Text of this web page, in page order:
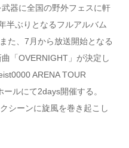
器に全国の野外フェスに軒
半ぶりとなるフルアルバム
た、7月から放送開始となる
「OVERNIGHT」が決定し
ARENA TOUR
ルにて2days開催する。
シーンに旋風を巻き起こし